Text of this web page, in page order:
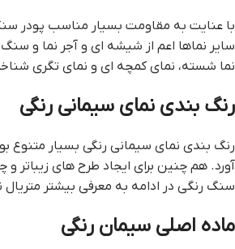
با عنایت به مقاومت بسیار مناسب پودر
سایر نماها اعم از شیشه ای و آجر نما و
نما شسته، نمای کمچه ای و نمای تگری
رنگ بندی نمای سیمانی رنگی
رنگ بندی نمای سیمانی رنگی بسیار متنوع
آورد. هم چنین برای ایجاد طرح های زیباتر
سنگ رنگي در ادامه به معرفی بیشتر
ماده اصلی سیمان رنگی